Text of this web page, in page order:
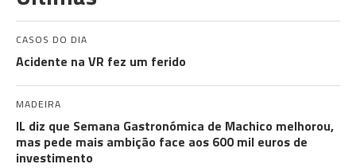
CASOS DO DIA
Acidente na VR fez um ferido
MADEIRA
IL diz que Semana Gastronómica de Machico melhorou,
mas pede mais ambição face aos 600 mil euros de
investimento